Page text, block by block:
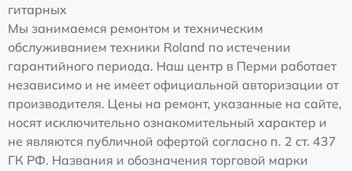
гитарных
Мы занимаемся ремонтом и техническим
обслуживанием техники Roland по истечении
гарантийного периода. Наш центр в Перми работает
независимо и не имеет официальной авторизации от
производителя. Цены на ремонт, указанные на сайте,
носят исключительно ознакомительный характер и
не являются публичной офертой согласно п. 2 ст. 437
ГК РФ. Названия и обозначения торговой марки